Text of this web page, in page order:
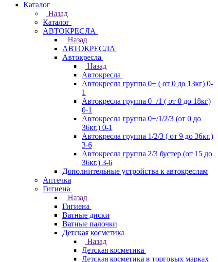
Каталог
Назад
Каталог
АВТОКРЕСЛА
Назад
АВТОКРЕСЛА
Автокресла
Назад
Автокресла
Автокресла группа 0+ ( от 0 до 13кг) 0-
1
Автокресла группа 0+/1 ( от 0 до 18кг)
0-1
Автокресла группа 0+/1/2/3 (от 0 до
36кг.) 0-1
Автокресла группа 1/2/3 ( от 9 до 36кг.)
3-6
Автокресла группа 2/3 бустер (от 15 до
36кг.) 3-6
Дополнительные устройства к автокреслам
Аптечка
Гигиена
Назад
Гигиена
Ватные диски
Ватные палочки
Детская косметика
Назад
Детская косметика
Детская косметика в торговых марках